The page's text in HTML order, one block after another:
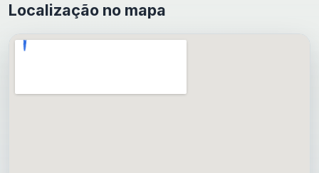
Localização no mapa